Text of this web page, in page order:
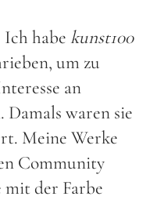
Ich habe kunst100
um zu
an
waren sie
Meine Werke
Community
mit der Farbe